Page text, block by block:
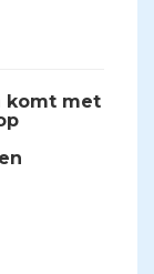
komt met